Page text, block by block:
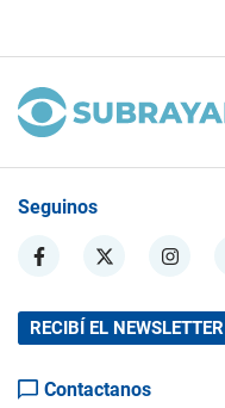
Seguinos
RECIBÍ EL NEWSLETTER
Contactanos